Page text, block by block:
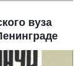
вуза